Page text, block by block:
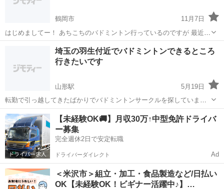
鶴岡市
11月7日
はじめましてー！ あちこちのバドミントン行っているのですが 最近誰
かと行きたいと思うので 一緒に行ってくれる人募集です！ 久々やる
方、初心者の方問いません！ 一緒にバドやりましょー！ 逆にお誘いを
受けて都合が合えばそ...
鶴岡市 バドミントン
埼玉の羽生付近でバドミントンできるところ
行きたいです
山形駅
5月19日
転勤で引っ越してきたばかりでバドミントンサークルを探していま
す。 基本的に仕事終わりからの参加になるので途中参加になると思い
ます
山形 山形市 山形駅 バドミントン サークル
【未経験OK🚚】月収30万↑中型免許ドライバ
ー募集
完全週休2日で安定転職
ドライバーダイレクト Ad
＜米沢市＞組立・加工・食品製造など/日払い
OK【未経験OK！ビギナー活躍中♪】…